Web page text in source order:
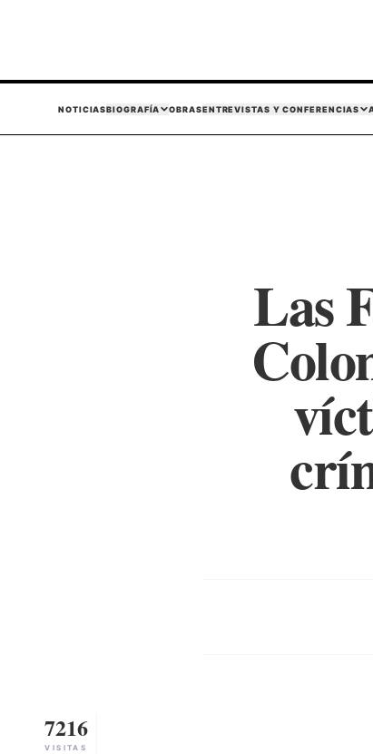
NOTICIASBIOGRAFÍA OBRASENTREVISTAS Y CONFERENCIAS
Las
7216
VISITAS